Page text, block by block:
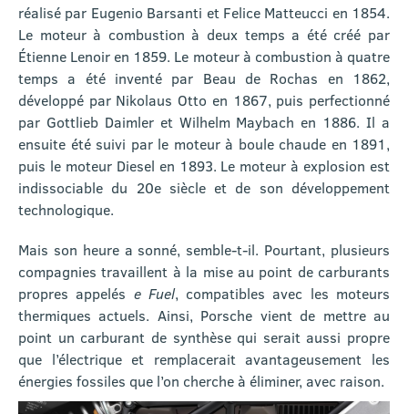
réalisé par Eugenio Barsanti et Felice Matteucci en 1854.
Le moteur à combustion à deux temps a été créé par
Étienne Lenoir en 1859. Le moteur à combustion à quatre
temps a été inventé par Beau de Rochas en 1862,
développé par Nikolaus Otto en 1867, puis perfectionné
par Gottlieb Daimler et Wilhelm Maybach en 1886. Il a
ensuite été suivi par le moteur à boule chaude en 1891,
puis le moteur Diesel en 1893. Le moteur à explosion est
indissociable du 20e siècle et de son développement
technologique.
Mais son heure a sonné, semble-t-il. Pourtant, plusieurs
compagnies travaillent à la mise au point de carburants
propres appelés e Fuel, compatibles avec les moteurs
thermiques actuels. Ainsi, Porsche vient de mettre au
point un carburant de synthèse qui serait aussi propre
que l’électrique et remplacerait avantageusement les
énergies fossiles que l’on cherche à éliminer, avec raison.